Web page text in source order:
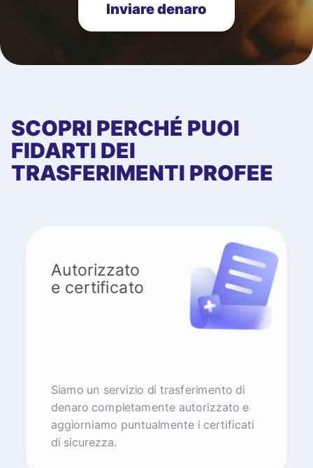
Inviare denaro
SCOPRI PERCHÉ PUOI
FIDARTI DEI
TRASFERIMENTI PROFEE
Autorizzato
e certificato
Siamo un servizio di trasferimento di
denaro completamente autorizzato e
aggiorniamo puntualmente i certificati
di sicurezza.